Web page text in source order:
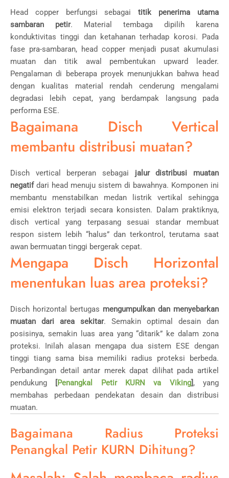
Head copper berfungsi sebagaititik penerima utama
sambaran petir. Material tembaga dipilih karena
konduktivitas tinggi dan ketahanan terhadap korosi. Pada
fase pra-sambaran, head copper menjadi pusat akumulasi
muatan dan titik awal pembentukan upward leader.
Pengalaman di beberapa proyek menunjukkan bahwa head
dengan kualitas material rendah cenderung mengalami
degradasi lebih cepat, yang berdampak langsung pada
performa ESE.
Bagaimana Disch Vertical
membantu distribusi muatan?
Disch vertical berperan sebagai jalur distribusi muatan
negatifdari head menuju sistem di bawahnya. Komponen ini
membantu menstabilkan medan listrik vertikal sehingga
emisi elektron terjadi secara konsisten. Dalam praktiknya,
disch vertical yang terpasang sesuai standar membuat
respon sistem lebih “halus” dan terkontrol, terutama saat
awan bermuatan tinggi bergerak cepat.
Mengapa Disch Horizontal
menentukan luas area proteksi?
Disch horizontal bertugas mengumpulkan dan menyebarkan
muatan dari area sekitar. Semakin optimal desain dan
posisinya, semakin luas area yang “ditarik” ke dalam zona
proteksi. Inilah alasan mengapa dua sistem ESE dengan
tinggi tiang sama bisa memiliki radius proteksi berbeda.
Perbandingan detail antar merek dapat dilihat pada artikel
pendukung
[Penangkal Petir KURN va Viking], yang
membahas perbedaan pendekatan desain dan distribusi
muatan.
Bagaimana Radius Proteksi
Penangkal Petir KURN Dihitung?